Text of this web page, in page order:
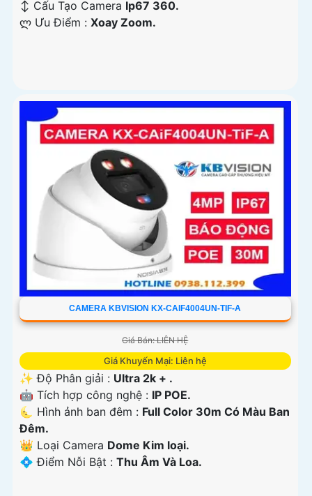
↕️ Cấu Tạo Camera Ip67 360.
️ლ Ưu Điểm : Xoay Zoom.
CAMERA KBVISION KX-CAIF4004UN-TIF-A
Giá Bán: LIÊN HỆ
Giá Khuyến Mại: Liên hệ
✨ Độ Phân giải : Ultra 2k + .
🤖️ Tích hợp công nghệ : IP POE.
🌜 Hình ảnh ban đêm : Full Color 30m Có Màu Ban
Ðêm.
👑 Loại Camera Dome Kim loại.
️💠 Điểm Nỗi Bật : Thu Âm Và Loa.